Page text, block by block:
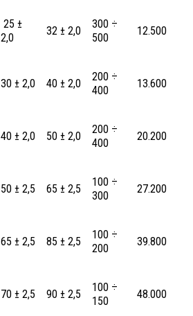
25 ±
2,0
32 ± 2,0
300 ÷
500
12.500
30 ± 2,0 40 ± 2,0
200 ÷
400
13.600
40 ± 2,0 50 ± 2,0
200 ÷
400
20.200
50 ± 2,5 65 ± 2,5
100 ÷
300
27.200
65 ± 2,5 85 ± 2,5
100 ÷
200
39.800
70 ± 2,5 90 ± 2,5
100 ÷
150
48.000